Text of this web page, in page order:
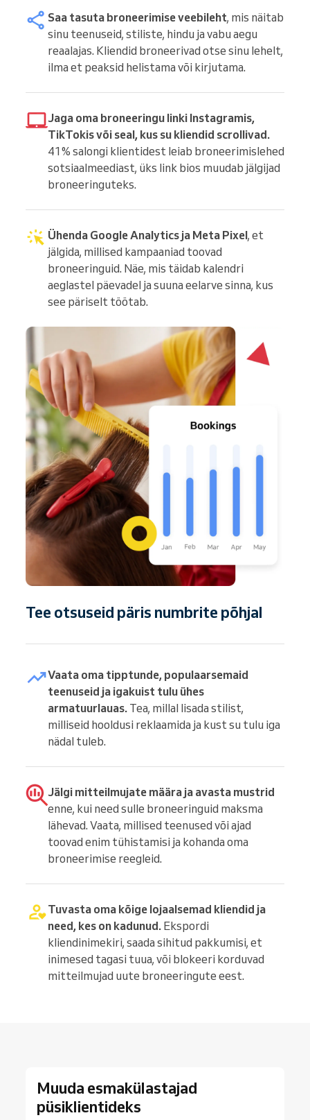
Saa tasuta broneerimise veebileht, mis näitab
sinu teenuseid, stiliste, hindu ja vabu aegu
reaalajas. Kliendid broneerivad otse sinu lehelt,
ilma et peaksid helistama või kirjutama.
Jaga oma broneeringu linki Instagramis,
TikTokis või seal, kus su kliendid scrollivad.
41% salongi klientidest leiab broneerimislehed
sotsiaalmeediast, üks link bios muudab jälgijad
broneeringuteks.
Ühenda Google Analytics ja Meta Pixel, et
jälgida, millised kampaaniad toovad
broneeringuid. Näe, mis täidab kalendri
aeglastel päevadel ja suuna eelarve sinna, kus
see päriselt töötab.
Tee otsuseid päris numbrite põhjal
Vaata oma tipptunde, populaarsemaid
teenuseid ja igakuist tulu ühes
armatuurlauas. Tea, millal lisada stilist,
milliseid hooldusi reklaamida ja kust su tulu iga
nädal tuleb.
Jälgi mitteilmujate määra ja avasta mustrid
enne, kui need sulle broneeringuid maksma
lähevad. Vaata, millised teenused või ajad
toovad enim tühistamisi ja kohanda oma
broneerimise reegleid.
Tuvasta oma kõige lojaalsemad kliendid ja
need, kes on kadunud. Ekspordi
kliendinimekiri, saada sihitud pakkumisi, et
inimesed tagasi tuua, või blokeeri korduvad
mitteilmujad uute broneeringute eest.
Muuda esmakülastajad
püsiklientideks